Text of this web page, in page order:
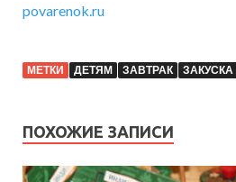
povarenok.ru
МЕТКИ ДЕТЯМ ЗАВТРАК ЗАКУСКА
ПОХОЖИЕ ЗАПИСИ